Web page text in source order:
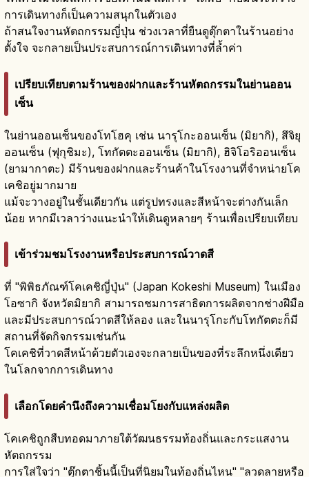
การเดินทางก็เป็นความสนุกในตัวเอง
ถ้าสนใจงานหัตถกรรมญี่ปุ่น ช่วงเวลาที่ยืนดูตุ๊กตาในร้านอย่าง
ตั้งใจ จะกลายเป็นประสบการณ์การเดินทางที่ล้ำค่า
เปรียบเทียบตามร้านของฝากและร้านหัตถกรรมในย่านออน
เซ็น
ในย่านออนเซ็นของโทโฮคุ เช่น นารุโกะออนเซ็น (มิยากิ), สึจิยุ
ออนเซ็น (ฟุกุชิมะ), โทกัตตะออนเซ็น (มิยากิ), ฮิจิโอริออนเซ็น
(ยามากาตะ) มีร้านของฝากและร้านค้าในโรงงานที่จำหน่ายโค
เคชิอยู่มากมาย
แม้จะวางอยู่ในชั้นเดียวกัน แต่รูปทรงและสีหน้าจะต่างกันเล็ก
น้อย หากมีเวลาว่างแนะนำให้เดินดูหลายๆ ร้านเพื่อเปรียบเทียบ
เข้าร่วมชมโรงงานหรือประสบการณ์วาดสี
ที่ "พิพิธภัณฑ์โคเคชิญี่ปุ่น" (Japan Kokeshi Museum) ในเมือง
โอซากิ จังหวัดมิยากิ สามารถชมการสาธิตการผลิตจากช่างฝีมือ
และมีประสบการณ์วาดสีให้ลอง และในนารุโกะกับโทกัตตะก็มี
สถานที่จัดกิจกรรมเช่นกัน
โคเคชิที่วาดสีหน้าด้วยตัวเองจะกลายเป็นของที่ระลึกหนึ่งเดียว
ในโลกจากการเดินทาง
เลือกโดยคำนึงถึงความเชื่อมโยงกับแหล่งผลิต
โคเคชิถูกสืบทอดมาภายใต้วัฒนธรรมท้องถิ่นและกระแสงาน
หัตถกรรม
การใส่ใจว่า "ตุ๊กตาชิ้นนี้เป็นที่นิยมในท้องถิ่นไหน" "ลวดลายหรือ